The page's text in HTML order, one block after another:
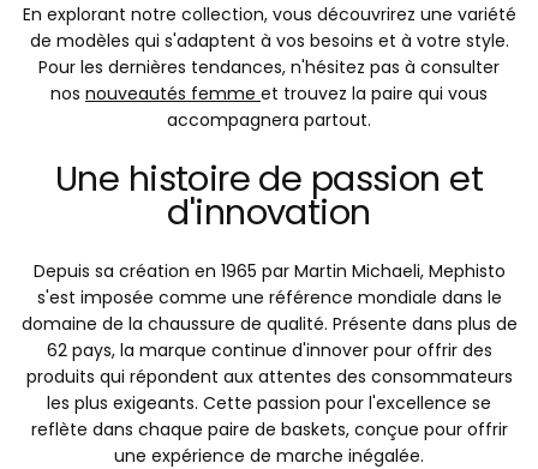
En explorant notre collection, vous découvrirez une variété
de modèles qui s'adaptent à vos besoins et à votre style.
Pour les dernières tendances, n'hésitez pas à consulter
nos nouveautés femme et trouvez la paire qui vous
accompagnera partout.
Une histoire de passion et
d'innovation
Depuis sa création en 1965 par Martin Michaeli, Mephisto
s'est imposée comme une référence mondiale dans le
domaine de la chaussure de qualité. Présente dans plus de
62 pays, la marque continue d'innover pour offrir des
produits qui répondent aux attentes des consommateurs
les plus exigeants. Cette passion pour l'excellence se
reflète dans chaque paire de baskets, conçue pour offrir
une expérience de marche inégalée.